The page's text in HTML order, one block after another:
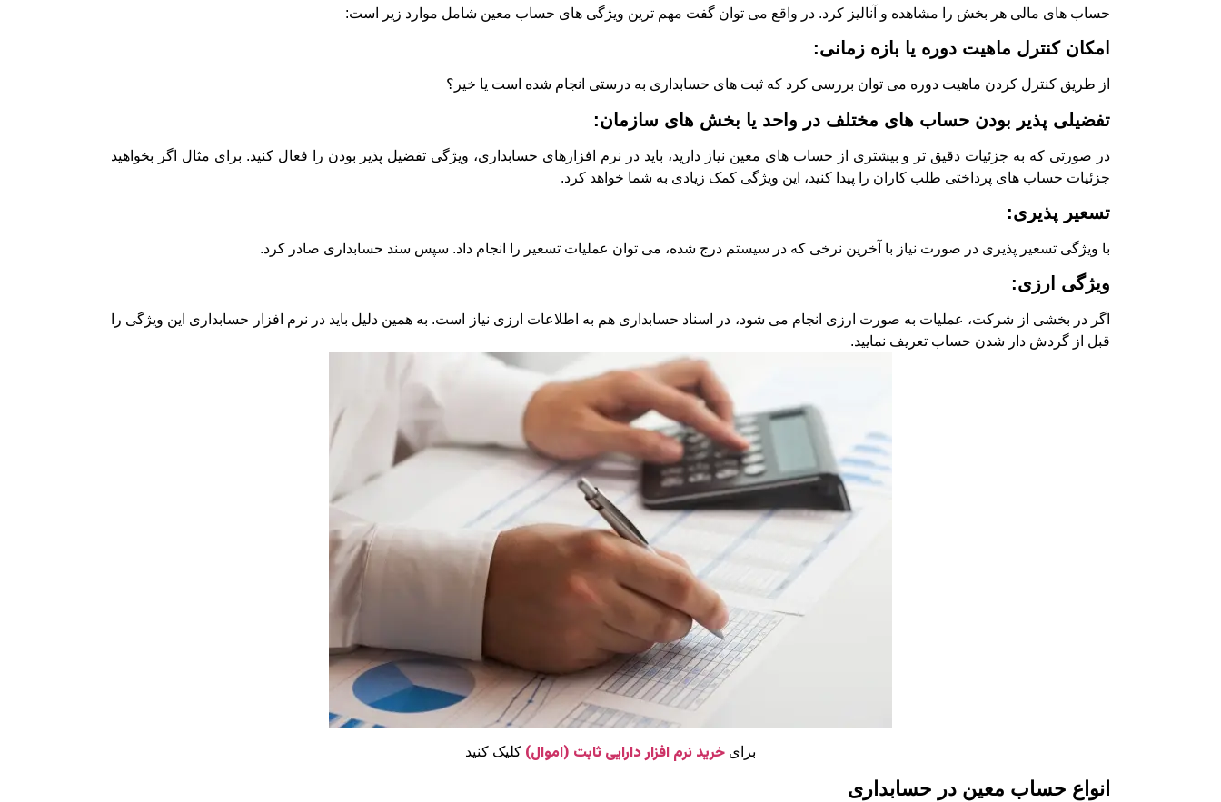
حساب های مالی هر بخش را مشاهده و آنالیز کرد. در واقع می توان گفت مهم ترین ویژگی های حساب معین شامل موارد زیر است:
امکان کنترل ماهیت دوره یا بازه زمانی:
از طریق کنترل کردن ماهیت دوره می توان بررسی کرد که ثبت های حسابداری به درستی انجام شده است یا خیر؟
تفضیلی پذیر بودن حساب های مختلف در واحد یا بخش های سازمان:
در صورتی که به جزئیات دقیق تر و بیشتری از حساب های معین نیاز دارید، باید در نرم افزارهای حسابداری، ویژگی تفضیل پذیر بودن را فعال کنید. برای مثال اگر بخواهید
جزئیات حساب های پرداختی طلب کاران را پیدا کنید، این ویژگی کمک زیادی به شما خواهد کرد.
تسعیر پذیری:
با ویژگی تسعیر پذیری در صورت نیاز با آخرین نرخی که در سیستم درج شده، می توان عملیات تسعیر را انجام داد. سپس سند حسابداری صادر کرد.
ویژگی ارزی:
اگر در بخشی از شرکت، عملیات به صورت ارزی انجام می شود، در اسناد حسابداری هم به اطلاعات ارزی نیاز است. به همین دلیل باید در نرم افزار حسابداری این ویژگی را
قبل از گردش دار شدن حساب تعریف نمایید.
برای خرید نرم افزار دارایی ثابت (اموال) کلیک کنید
انواع حساب معین در حسابداری